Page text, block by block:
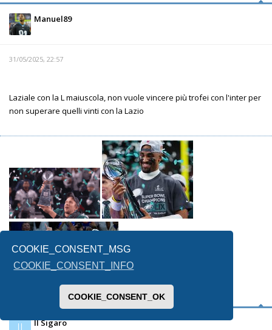
COOKIE_CONSENT_MSG
COOKIE_CONSENT_INFO
COOKIE_CONSENT_OK
Manuel89
31/05/2025, 22:57
Laziale con la L maiuscola, non vuole vincere più trofei con l'inter per
non superare quelli vinti con la Lazio
Il Sigaro